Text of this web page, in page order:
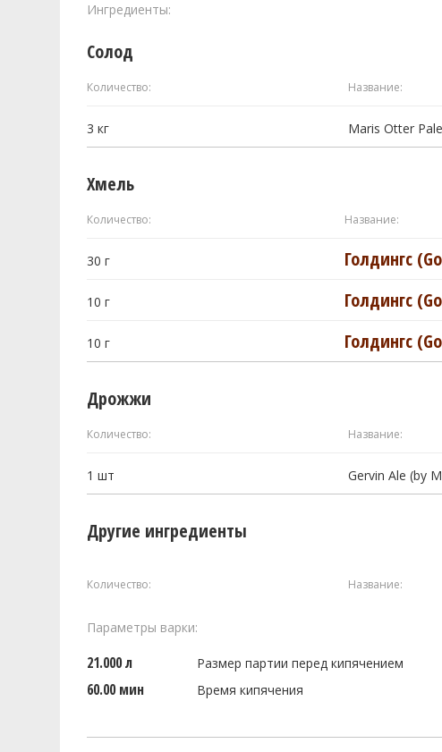
Ингредиенты:
Солод
Количество: Название:
3кг Maris Otter
Хмель
Количество: Название:
30г Голдингс
10г Голдингс
10г Голдингс
Дрожжи
Количество: Название:
1шт Gervin Ale (by
Другие ингредиенты
Количество: Название:
Параметры варки:
21.000 л Размер партии перед кипячением
60.00 мин Время кипячения